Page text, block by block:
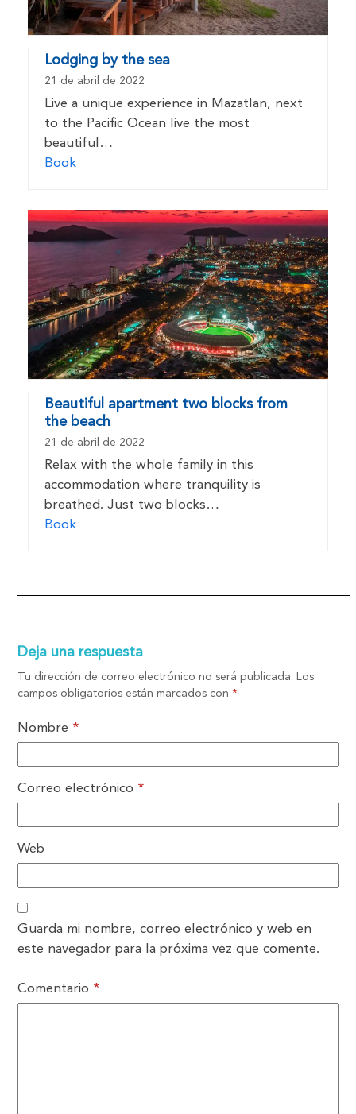
Lodging by the sea
21 de abril de 2022
Live a unique experience in Mazatlan, next
to the Pacific Ocean live the most
beautiful…
Book
Beautiful apartment two blocks from
the beach
21 de abril de 2022
Relax with the whole family in this
accommodation where tranquility is
breathed. Just two blocks…
Book
Deja una respuesta
Tu dirección de correo electrónico no será publicada.
Los
campos obligatorios están marcados con*
Nombre *
Correo electrónico *
Web
Guarda mi nombre, correo electrónico y web en
este navegador para la próxima vez que comente.
Comentario *